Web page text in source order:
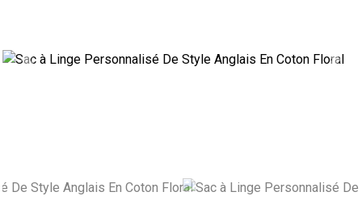
Previous Next